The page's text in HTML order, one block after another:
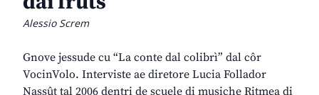
Alessio Screm
Gnove jessude cu “La conte dal colibrì” dal côr
VocinVolo. Interviste ae diretore Lucia Follador
Nassût tal 2006 dentri de scuele di musiche Ritmea di